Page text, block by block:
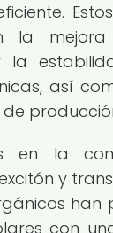
la
la
así
en la
y
han
con